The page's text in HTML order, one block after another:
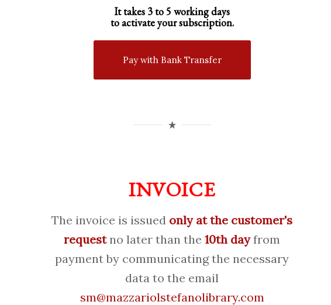
It takes 3 to 5 working days
to activate your subscription.
Pay with Bank Transfer
INVOICE
The invoice is issued only at the customer's
requestno later than the10th dayfrom
payment by communicating the necessary
data to the email
sm@mazzariolstefanolibrary.com